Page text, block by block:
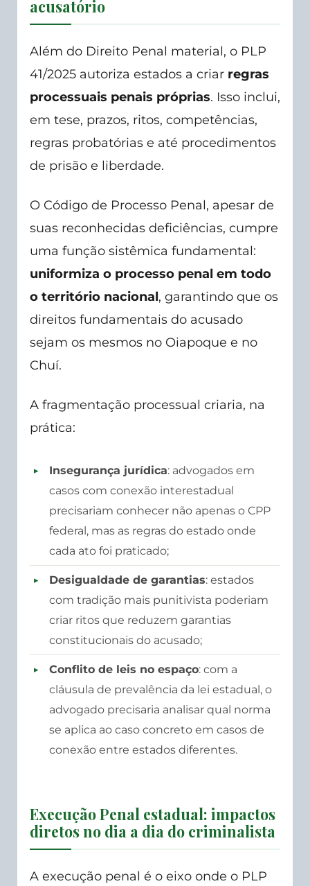
acusatório
Além do Direito Penal material, o PLP
41/2025 autoriza estados a criar regras
processuais penais próprias. Isso inclui,
em tese, prazos, ritos, competências,
regras probatórias e até procedimentos
de prisão e liberdade.
O Código de Processo Penal, apesar de
suas reconhecidas deficiências, cumpre
uma função sistêmica fundamental:
uniformiza o processo penal em todo
o território nacional, garantindo que os
direitos fundamentais do acusado
sejam os mesmos no Oiapoque e no
Chuí.
A fragmentação processual criaria, na
prática:
Insegurança jurídica: advogados em
casos com conexão interestadual
precisariam conhecer não apenas o CPP
federal, mas as regras do estado onde
cada ato foi praticado;
Desigualdade de garantias: estados
com tradição mais punitivista poderiam
criar ritos que reduzem garantias
constitucionais do acusado;
Conflito de leis no espaço: com a
cláusula de prevalência da lei estadual, o
advogado precisaria analisar qual norma
se aplica ao caso concreto em casos de
conexão entre estados diferentes.
Execução Penal estadual: impactos
diretos no dia a dia do criminalista
A execução penal é o eixo onde o PLP